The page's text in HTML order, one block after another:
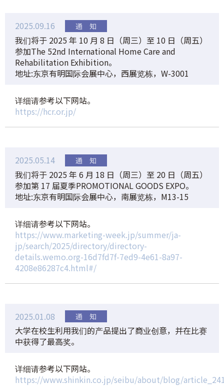
2025.09.16
我们将于 2025 年 10 月 8 日（周三）至 10 日（周五）
参加The 52nd International Home Care and
Rehabilitation Exhibition。
地址:东京有明国际会展中心，西展览栋，W-3001
详细请参考以下网站。
https://hcr.or.jp/
2025.05.14
我们将于 2025 年 6 月 18 日（周三）至 20 日（周五）
参加第 17 届夏季PROMOTIONAL GOODS EXPO。
地址:东京有明国际会展中心，南展览栋，M13-15
详细请参考以下网站。
https://www.marketing-week.jp/summer/ja-
jp/search/2025/directory/directory-
details.wemo.org-16d7fd7f-7ed9-4e61-8a97-
4208e86287c4.html#/
2025.01.08
大学在校生利用我们的产品提出了商业创意，并在比赛
中获得了最高奖。
详细请参考以下网站。
https://www.shinkin.co.jp/seibu/about/blog/